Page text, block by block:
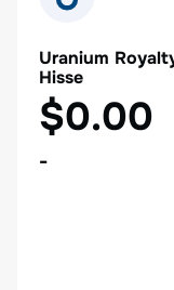
Uranium
Hisse
$0.00
-